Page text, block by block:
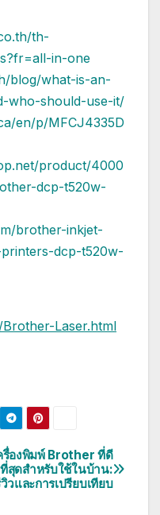
th-
in-one
blog/what-is-an-
who-should-use-it/
en/p/MFCJ4335D
product/4000
dcp-t520w-
brother-inkjet-
dcp-t520w-
Laser.html
รื่องพิมพ์ Brother ที่ดี
ที่สุดสำหรับใช้ในบ้าน:
วและการเปรียบเทียบ